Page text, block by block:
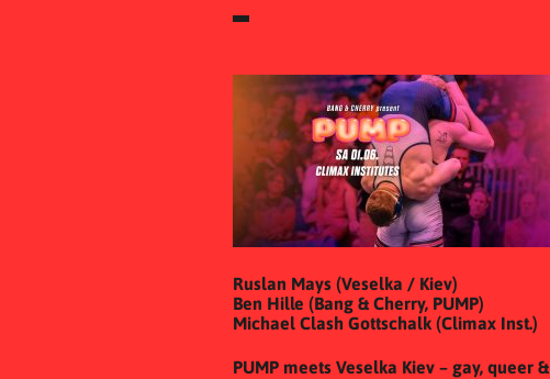
Ruslan Mays (Veselka / Kiev)
Ben Hille (Bang & Cherry, PUMP)
Michael Clash Gottschalk (Climax Inst.)
PUMP meets Veselka Kiev – gay, queer